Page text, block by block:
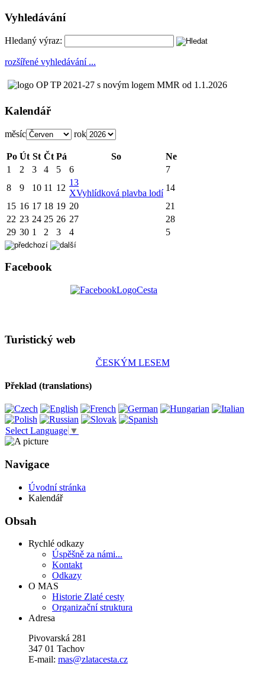
Vyhledávání
Hledaný výraz:
rozšířené vyhledávání ...
Kalendář
měsíc rok
Po Út St Čt Pá So
Ne
1
2 3 4 5 6
7
8
9 10 11 12
13
XVyhlídková plavba lodí
14
15 16 17 18 19 20
21
22 23 24 25 26 27
28
29 30 1 2 3 4 5
Facebook
Turistický web
ČESKÝM LESEM
Překlad (translations)
Select Language ▼
Navigace
Úvodní stránka
Kalendář
Obsah
Rychlé odkazy
Úspěšně za námi...
Kontakt
Odkazy
O MAS
Historie Zlaté cesty
Organizační struktura
Adresa
Pivovarská 281
347 01 Tachov
E-mail: mas@zlatacesta.cz